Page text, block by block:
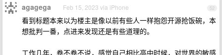
52
agagega Feb 15, 2023 via iPhone
看到标题本来以为楼主是像以前有些人一样抱怨开源抢饭碗，本
想批判一番，点进来发现还是有些道理的。
工作几年，卷不卷不说，感觉自己相比高中时候，对世界的敏感